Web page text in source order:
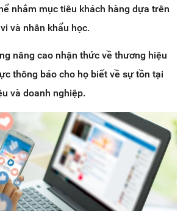
nhắm mục tiêu khách hàng dựa trên
và nhân khẩu học.
nâng cao nhận thức về thương hiệu
thông báo cho họ biết về sự tồn tại
và doanh nghiệp.